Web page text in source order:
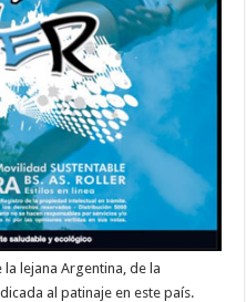
lejana Argentina, de la
al patinaje en este país.